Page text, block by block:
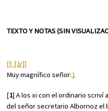
TEXTO Y NOTAS (SIN
[f. [1r]]
Muy magnífico señor:1
[1] A los xi con el ordinario scriví
del señor secretario Albornoz el